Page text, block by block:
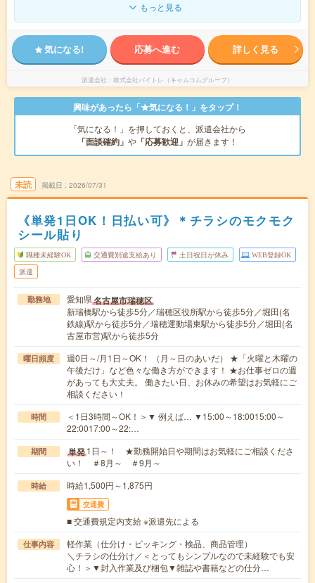
もっと見る
気になる! 応募へ進む 詳しく見る
派遣会社 株式会社バイトレ（キャムコムグループ）
興味があったら「★気になる！」をタップ！
「気になる！」を押しておくと、派遣会社から
「面談確約」 や 「応募歓迎」 が届きます！
未読 掲載日 2026/07/31
《単発1日OK！日払い可》＊チラシのモクモク
シール貼り
職種未経験OK 交通費別途支給あり 土日祝日が休み WEB登録OK
派遣
勤務地 愛知県名古屋市瑞穂区
新瑞橋駅から徒歩5分／瑞穂区役所駅から徒歩5分／堀田(名
鉄線)駅から徒歩5分／瑞穂運動場東駅から徒歩5分／堀田(名
古屋市営)駅から徒歩5分
曜日頻度
週0日～/月1日～OK！ （月～日のあいだ） ★「火曜と木曜の
午後だけ」など色々な働き方ができます！ ★お仕事ゼロの週
があっても大丈夫。 働きたい日、お休みの希望はお気軽にご
相談ください！
時間
＜1日3時間～OK！＞▼ 例えば… ▼15:00～18:0015:00～
22:0017:00～22:…
期間 単発1日～！ ★勤務開始日や期間はお気軽にご相談くださ
い！ ＃8月～ ＃9月～
時給 時給1,500円～1,875円
交通費
■ 交通費規定内支給 ※派遣先による
仕事内容
軽作業（仕分け・ピッキング・検品、商品管理）
＼チラシの仕分け／＜とってもシンプルなので未経験でも安
心！＞▼封入作業及び梱包▼雑誌や書籍などの仕分…